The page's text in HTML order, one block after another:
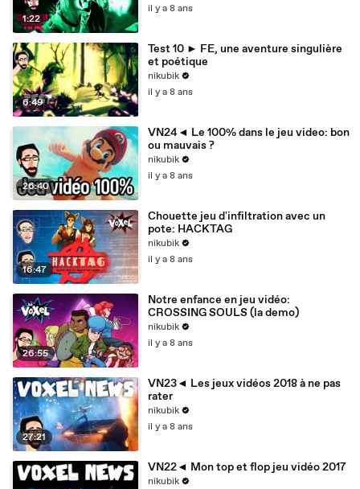
1:22
il y a 8 ans
6:49
Test 10 ► FE, une aventure singulière
et poétique
nikubik
il y a 8 ans
26:40
VN24◄ Le 100% dans le jeu video: bon
ou mauvais ?
nikubik
il y a 8 ans
16:47
Chouette jeu d'infiltration avec un
pote: HACKTAG
nikubik
il y a 8 ans
26:55
Notre enfance en jeu vidéo:
CROSSING SOULS (la demo)
nikubik
il y a 8 ans
27:21
VN23◄ Les jeux vidéos 2018 à ne pas
rater
nikubik
il y a 8 ans
VN22◄ Mon top et flop jeu vidéo 2017
nikubik